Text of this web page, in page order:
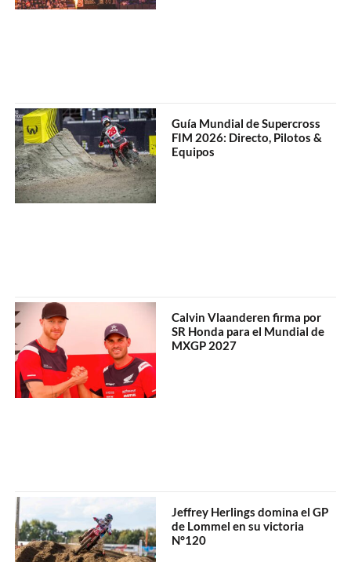
Guía Mundial de Supercross
FIM 2026: Directo, Pilotos &
Equipos
Calvin Vlaanderen firma por
SR Honda para el Mundial de
MXGP 2027
Jeffrey Herlings domina el GP
de Lommel en su victoria
N°120